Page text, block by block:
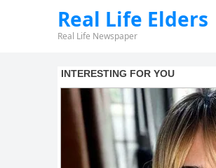
Real Life Elders
Real Life Newspaper